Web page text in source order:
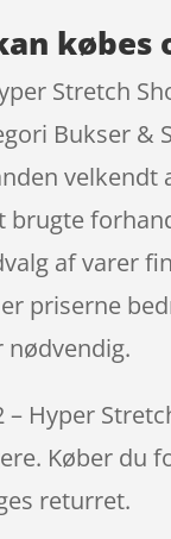
købes
Stretch
Bukser &
velkendt
brugte
af varer
priserne
nødvendig.
– Hyper
Køber du
returret.